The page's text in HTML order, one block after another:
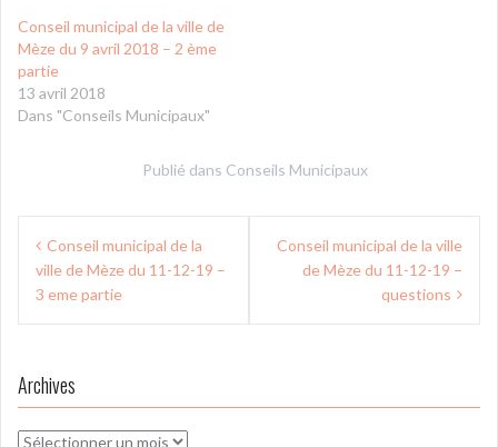
Conseil municipal de la ville de
Mèze du 9 avril 2018 – 2 ème
partie
13 avril 2018
Dans "Conseils Municipaux"
Publié dans Conseils Municipaux
Navigation
de
l’article
Conseil municipal de la
ville de Mèze du 11-12-19 –
3 eme partie
Conseil municipal de la ville
de Mèze du 11-12-19 –
questions
Archives
Archives